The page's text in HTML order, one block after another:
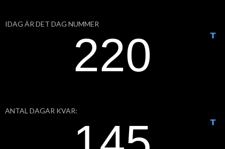
IDAG ÄR DET DAG NUMMER
ANTAL DAGAR KVAR: